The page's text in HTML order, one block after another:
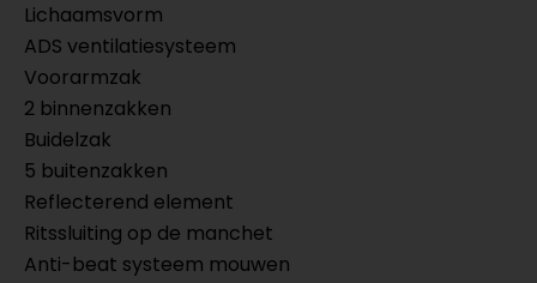
Lichaamsvorm
ADS ventilatiesysteem
Voorarmzak
2 binnenzakken
Buidelzak
5 buitenzakken
Reflecterend element
Ritssluiting op de manchet
Anti-beat systeem mouwen